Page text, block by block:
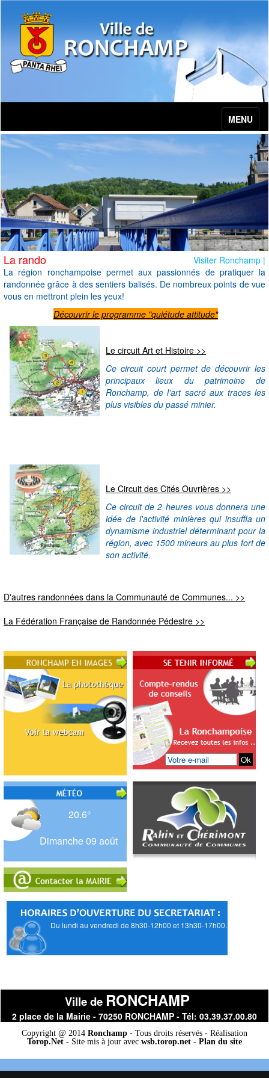
MENU
Visiter Ronchamp |
La rando
La région ronchampoise permet aux passionnés de pratiquer la
randonnée grâce à des sentiers balisés. De nombreux points de vue
vous en mettront plein les yeux!
Découvrir le programme "quiétude attitude"
Le circuit Art et Histoire >>
Ce circuit court permet de découvrir les
principaux lieux du patrimoine de
Ronchamp, de l'art sacré aux traces les
plus visibles du passé minier.
Le Circuit des Cités Ouvrières >>
Ce circuit de 2 heures vous donnera une
idée de l'activité minières qui insuffla un
dynamisme industriel déterminant pour la
région, avec 1500 mineurs au plus fort de
son activité.
D'autres randonnées dans la Communauté de Communes... >>
La Fédération Française de Randonnée Pédestre >>
20.6°
Dimanche 09 août
Du lundi au vendredi de 8h30-12h00 et 13h30-17h00.
Ville de RONCHAMP
2 place de la Mairie - 70250 RONCHAMP - Tél: 03.39.37.00.80
Copyright @ 2014 Ronchamp- Tous droits réservés - Réalisation
Torop.Net- Site mis à jour avec wsb.torop.net- Plan du site